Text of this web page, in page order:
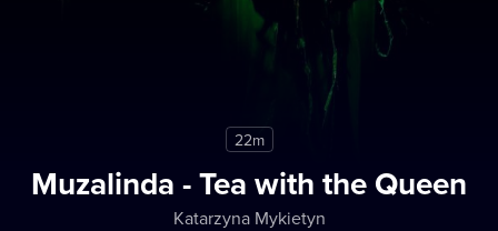
22m
Muzalinda - Tea with the Queen
Katarzyna Mykietyn